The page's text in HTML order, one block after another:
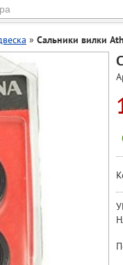
» Сальники вилки